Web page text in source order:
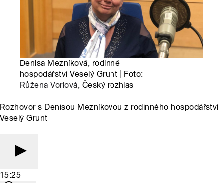
Denisa Mezníková, rodinné
hospodářství Veselý Grunt | Foto:
Růžena Vorlová, Český rozhlas
Rozhovor s Denisou Mezníkovou z rodinného hospodářství
Veselý Grunt
15:25